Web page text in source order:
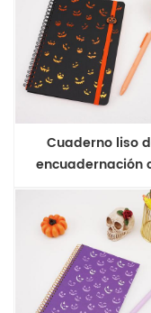
Cuaderno liso
encuadernación
alambre de